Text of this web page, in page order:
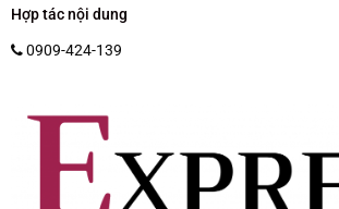
Hợp tác nội dung
0909-424-139